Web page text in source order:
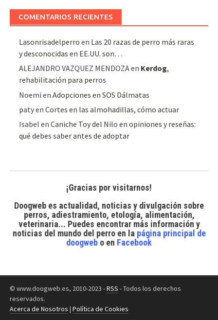
COMENTARIOS RECIENTES
Lasonrisadelperro en Las 20 razas de perro más raras
y desconocidas en EE.UU. son…
ALEJANDRO VAZQUEZ MENDOZAen Kerdog,
rehabilitación para perros
Noemi enAdopciones en SOS Dálmatas
patyenCortes en las almohadillas, cómo actuar
Isabel enCaniche Toy del Nilo en opiniones y reseñas:
qué debes saber antes de adoptar
¡Gracias por visitarnos!
Doogweb es actualidad, noticias y divulgación sobre
perros, adiestramiento, etología, alimentación,
veterinaria... Puedes encontrar más información y
noticias del mundo del perroen la página principal de
doogweb o en Facebook
© www.doogweb.es, 2010-2023 -RSS - Todos los derechos
reservados.
Acerca de Nosotros | Política de Cookies